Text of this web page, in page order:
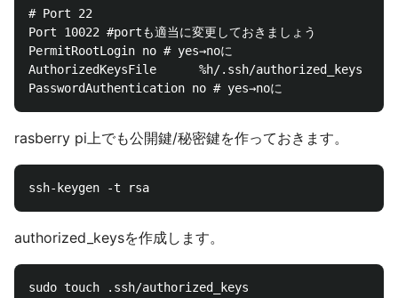
# Port 22
Port 10022 #portも適当に変更しておきましょう
PermitRootLogin no # yes→noに
AuthorizedKeysFile      %h/.ssh/authorized_keys #コメ
rasberry pi上でも公開鍵/秘密鍵を作っておきます。
authorized_keysを作成します。
sudo touch .ssh/authorized_keys